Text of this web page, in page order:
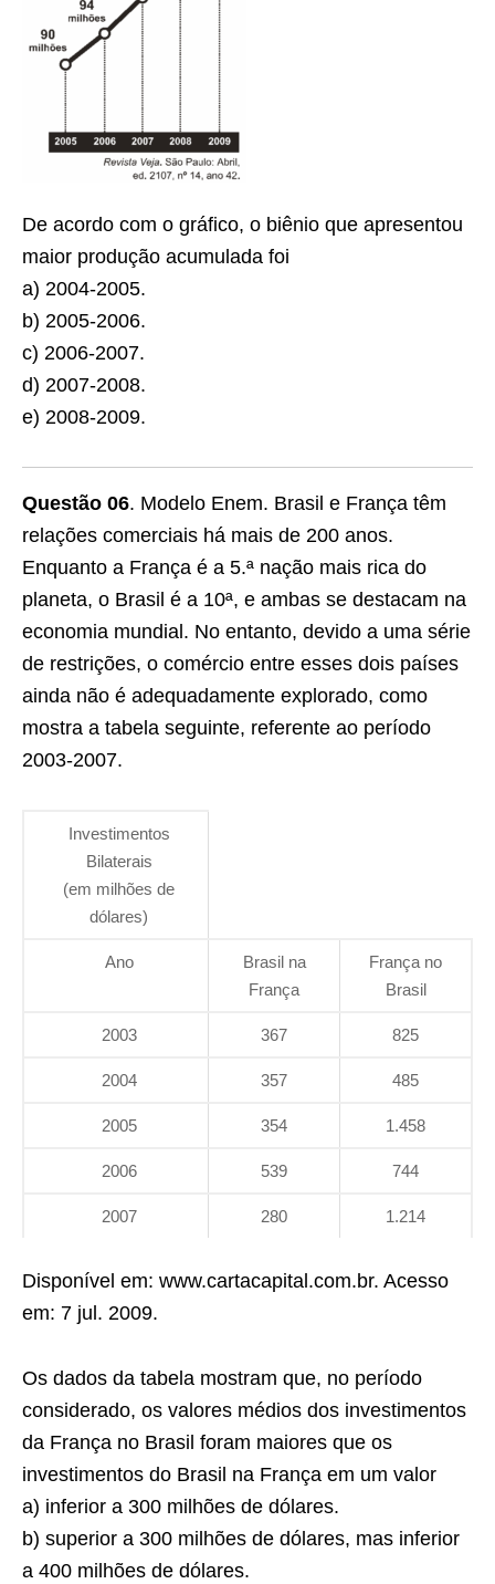
De acordo com o gráfico, o biênio que apresentou
maior produção acumulada foi
a) 2004-2005.
b) 2005-2006.
c) 2006-2007.
d) 2007-2008.
e) 2008-2009.
Questão 06. Modelo Enem. Brasil e França têm
relações comerciais há mais de 200 anos.
Enquanto a França é a 5.ª nação mais rica do
planeta, o Brasil é a 10ª, e ambas se destacam na
economia mundial. No entanto, devido a uma série
de restrições, o comércio entre esses dois países
ainda não é adequadamente explorado, como
mostra a tabela seguinte, referente ao período
2003-2007.
Investimentos
Bilaterais
(em milhões de
dólares)
Ano
Brasil na
França
França no
Brasil
2003 367 825
2004 357 485
2005 354 1.458
2006 539 744
2007 280 1.214
Disponível em: www.cartacapital.com.br. Acesso
em: 7 jul. 2009.
Os dados da tabela mostram que, no período
considerado, os valores médios dos investimentos
da França no Brasil foram maiores que os
investimentos do Brasil na França em um valor
a) inferior a 300 milhões de dólares.
b) superior a 300 milhões de dólares, mas inferior
a 400 milhões de dólares.